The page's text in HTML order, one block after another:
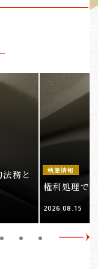
務と
執筆情報
権利処理で
2026.08.15